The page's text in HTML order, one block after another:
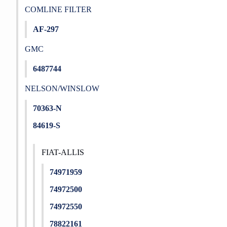
COMLINE FILTER
AF-297
GMC
6487744
NELSON/WINSLOW
70363-N
84619-S
FIAT-ALLIS
74971959
74972500
74972550
78822161